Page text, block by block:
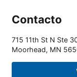
Contacto
715 11th St N Ste
Moorhead, MN